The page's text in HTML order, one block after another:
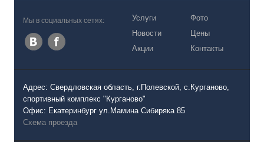
Мы в социальных сетях:
Услуги
Новости
Акции
Фото
Цены
Контакты
Адрес: Свердловская область, г.Полевской, с.Курганово,
спортивный комплекс "Курганово"
Офис: Екатеринбург ул.Мамина Сибиряка 85
Схема проезда